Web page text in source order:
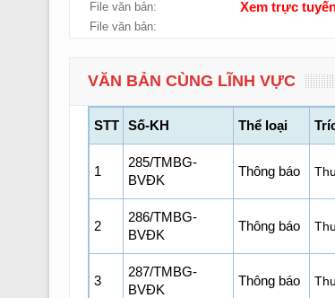
File văn bản:
Xem trực
File văn bản:
VĂN BẢN CÙNG LĨNH VỰC
STT Số-KH Thể loại
1
285/TMBG-
BVĐK
Thông báo
2
286/TMBG-
BVĐK
Thông báo
3
287/TMBG-
BVĐK
Thông báo